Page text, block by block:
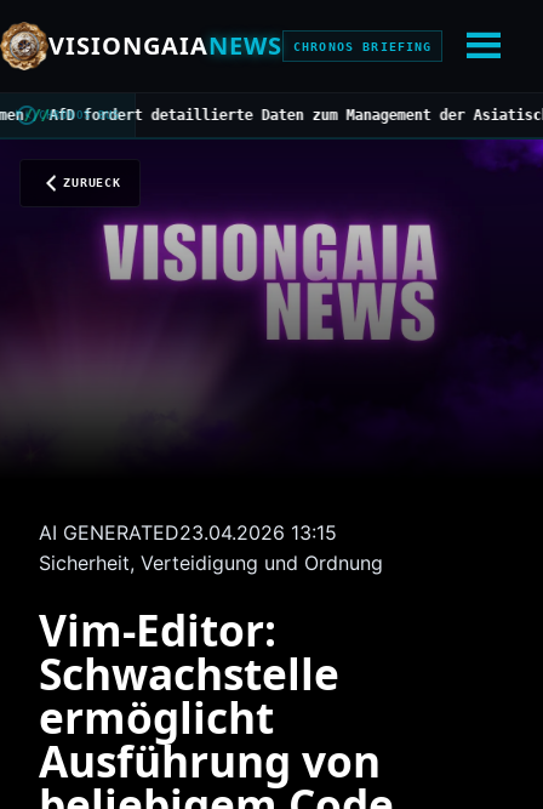
VISIONGAIANEWS CHRONOS BRIEFING
CHRONOS BUS
fordert detaillierte Daten zum Management der Asiatischen
ZURUECK
AI GENERATED23.04.2026 13:15
Sicherheit, Verteidigung und Ordnung
Vim-Editor:
Schwachstelle
ermöglicht
Ausführung von